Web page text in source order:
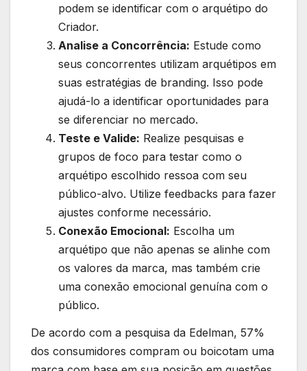
podem se identificar com o arquétipo do
Criador.
Analise a Concorrência: Estude como
seus concorrentes utilizam arquétipos em
suas estratégias de branding. Isso pode
ajudá-lo a identificar oportunidades para
se diferenciar no mercado.
Teste e Valide: Realize pesquisas e
grupos de foco para testar como o
arquétipo escolhido ressoa com seu
público-alvo. Utilize feedbacks para fazer
ajustes conforme necessário.
Conexão Emocional: Escolha um
arquétipo que não apenas se alinhe com
os valores da marca, mas também crie
uma conexão emocional genuína com o
público.
De acordo com a pesquisa da Edelman, 57%
dos consumidores compram ou boicotam uma